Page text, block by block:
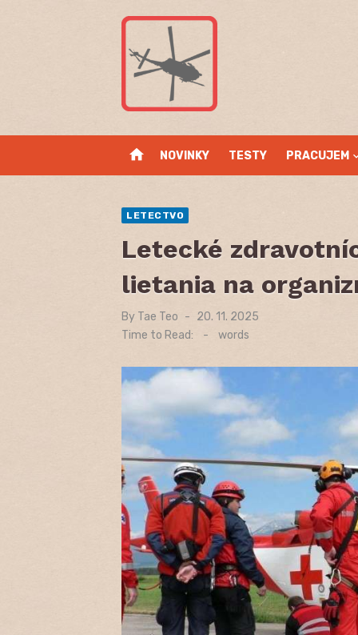
home NOVINKY TESTY PRACUJEM
LETECTVO
Letecké
lietania na
By Tae Teo
Posted
20. 11. 2025
Time to Read:
- words